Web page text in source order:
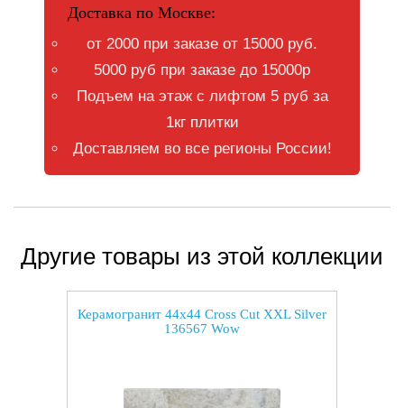
Доставка по Москве:
от 2000 при заказе от 15000 руб.
5000 руб при заказе до 15000р
Подъем на этаж с лифтом 5 руб за
1кг плитки
Доставляем во все регионы России!
Другие товары из этой коллекции
Керамогранит 44x44 Cross Cut XXL Silver
136567 Wow